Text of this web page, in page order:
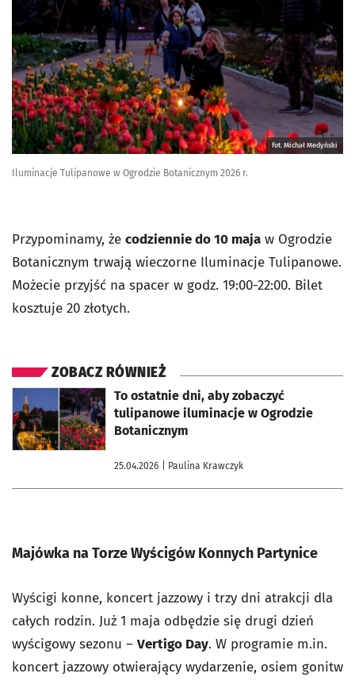
fot. Michał Medyński
Iluminacje Tulipanowe w Ogrodzie Botanicznym 2026 r.
Przypominamy, że codziennie do 10 maja w Ogrodzie
Botanicznym trwają wieczorne Iluminacje Tulipanowe.
Możecie przyjść na spacer w godz. 19:00-22:00. Bilet
kosztuje 20 złotych.
ZOBACZ RÓWNIEŻ
To ostatnie dni, aby zobaczyć
tulipanowe iluminacje w Ogrodzie
Botanicznym
25.04.2026 | Paulina Krawczyk
otworzy się w nowej karcie
Majówka na Torze Wyścigów Konnych Partynice
Wyścigi konne, koncert jazzowy i trzy dni atrakcji dla
całych rodzin. Już 1 maja odbędzie się drugi dzień
wyścigowy sezonu – Vertigo Day. W programie m.in.
koncert jazzowy otwierający wydarzenie, osiem gonitw